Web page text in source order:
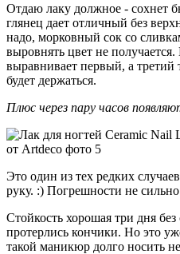
Отдаю лаку должное - сохнет
глянец дает отличный без
надо, морковный сок со
выровнять цвет не
выравнивает первый, а третий
будет держаться.
Плюс через пару часов
Это один из тех редких
руку. :) Погрешности не сильно
Стойкость хорошая три дня
протерлись кончики. Но это
такой маникюр долго носить